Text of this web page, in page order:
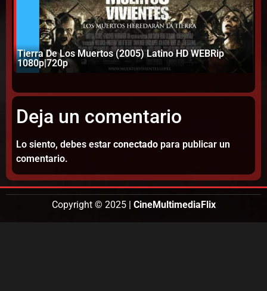
Tierra De Los Muertos (2005) Latino HD WEBRip
1080p|720p
Deja un comentario
Lo siento, debes estar conectado para publicar un
comentario.
Copyright © 2025 | CineMultimediaFlix